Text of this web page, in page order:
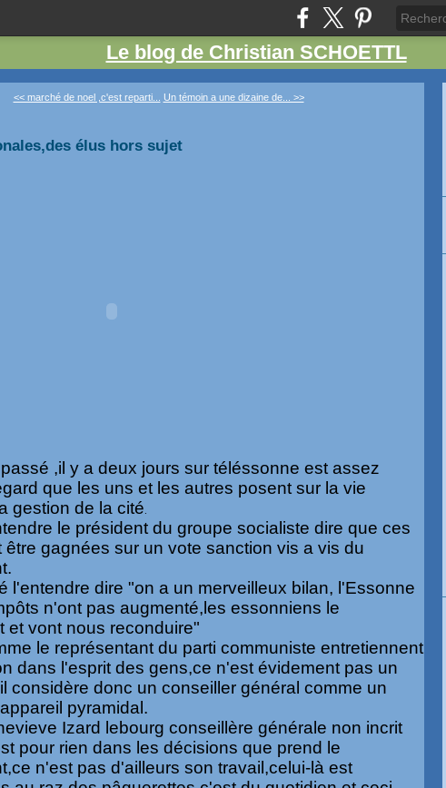
Le blog de Christian SCHOETTL
<< marché de noel ,c'est reparti... Un témoin a une dizaine de... >>
élus hors sujet
,il y a deux jours sur téléssonne est assez
que les uns et les autres posent sur la vie
gestion de la cité
le président du groupe socialiste dire que ces
être gagnées sur un vote sanction vis a vis du
l'entendre dire "on a un merveilleux bilan, l'Essonne
n'ont pas augmenté,les essonniens le
et vont nous reconduire"
le représentant du parti communiste entretiennent
dans l'esprit des gens,ce n'est évidement pas un
considère donc un conseiller général comme un
pyramidal.
Izard lebourg conseillère générale non incrit
pour rien dans les décisions que prend le
n'est pas d'ailleurs son travail,celui-là est